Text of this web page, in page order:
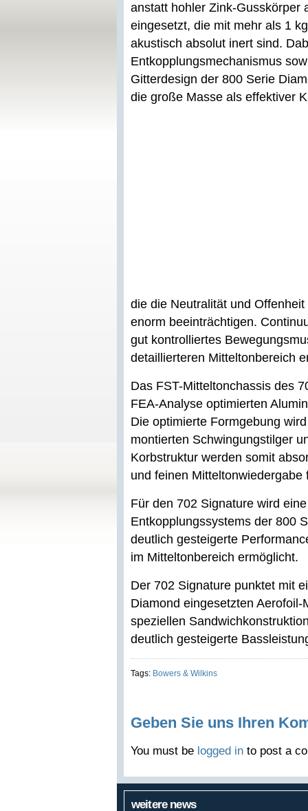
anstatt hohler Zink-Gusskörper
eingesetzt, die mit mehr als 1
akustisch absolut inert sind.
Entkopplungsmechanismus
Gitterdesign der 800 Serie
die große Masse als effektiver
die die Neutralität und
enorm beeinträchtigen.
gut kontrolliertes
detaillierteren Mitteltonbereich
Das FST-Mitteltonchassis des
FEA-Analyse optimierten
Die optimierte Formgebung
montierten Schwingungstilger
Korbstruktur werden somit
und feinen Mitteltonwiedergabe
Für den 702 Signature wird
Entkopplungssystems der 800
deutlich gesteigerte
im Mitteltonbereich ermöglicht.
Der 702 Signature punktet mit
Diamond eingesetzten
speziellen
deutlich gesteigerte
Tags: Bowers & Wilkins
Geben Sie uns Ihren
You must be logged in to post a
weitere news